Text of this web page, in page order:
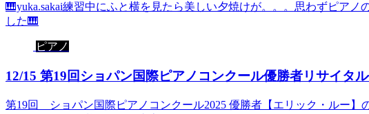
🎹yuka.sakai練習中にふと横を見たら美しい夕焼けが。。。思わずピアノ
した🎹
ピアノ
12/15 第19回ショパン国際ピアノコンクール優勝者リサイタ
第19回 ショパン国際ピアノコンクール2025 優勝者【エリック・ルー】